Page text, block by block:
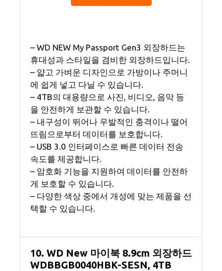
– WD NEW My Passport Gen3 외장하드는
휴대성과 스타일을 겸비한 외장하드입니다.
– 얇고 가벼운 디자인으로 가방이나 주머니
에 쉽게 넣고 다닐 수 있습니다.
– 4TB의 대용량으로 사진, 비디오, 음악 등
을 안전하게 보관할 수 있습니다.
– 내구성이 뛰어나 우발적인 충격이나 떨어
뜨림으로부터 데이터를 보호합니다.
– USB 3.0 인터페이스로 빠른 데이터 전송
속도를 제공합니다.
– 암호화 기능을 지원하여 데이터를 안전하
게 보호할 수 있습니다.
– 다양한 색상 중에서 개성에 맞는 제품을 선
택할 수 있습니다.
10. WD New 마이북 8.9cm 외장하드
WDBBGB0040HBK-SESN, 4TB